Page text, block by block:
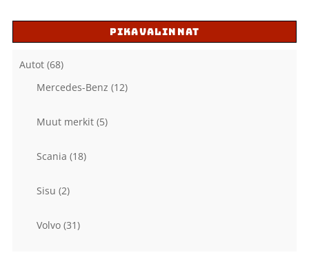
PIKAVALINNAT
Autot (68)
Mercedes-Benz (12)
Muut merkit (5)
Scania (18)
Sisu (2)
Volvo (31)